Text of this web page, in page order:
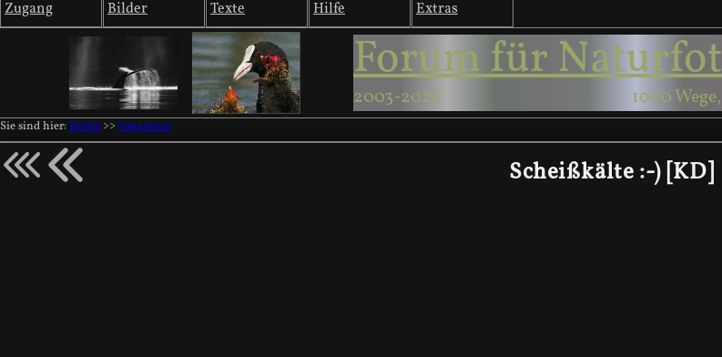
Zugang Bilder Texte Hilfe Extras
Forum für
2003-2026 1000
Sie sind hier: Bilder >> Säugetiere
Scheißkälte :-) [KD]